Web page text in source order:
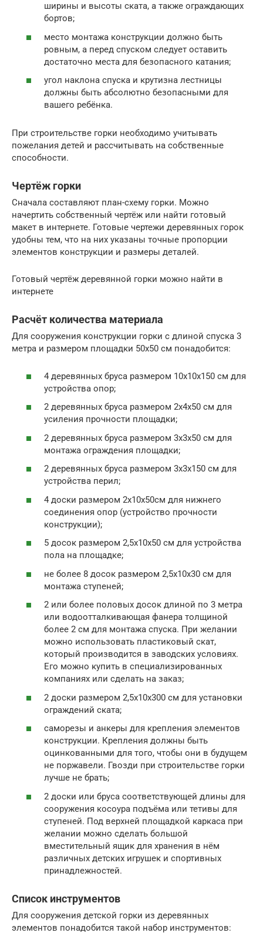
ширины и высоты ската, а также ограждающих
бортов;
место монтажа конструкции должно быть
ровным, а перед спуском следует оставить
достаточно места для безопасного катания;
угол наклона спуска и крутизна лестницы
должны быть абсолютно безопасными для
вашего ребёнка.
При строительстве горки необходимо учитывать
пожелания детей и рассчитывать на собственные
способности.
Чертёж горки
Сначала составляют план-схему горки. Можно
начертить собственный чертёж или найти готовый
макет в интернете. Готовые чертежи деревянных горок
удобны тем, что на них указаны точные пропорции
элементов конструкции и размеры деталей.
Готовый чертёж деревянной горки можно найти в
интернете
Расчёт количества материала
Для сооружения конструкции горки с длиной спуска 3
метра и размером площадки 50х50 см понадобится:
4 деревянных бруса размером 10х10х150 см для
устройства опор;
2 деревянных бруса размером 2х4х50 см для
усиления прочности площадки;
2 деревянных бруса размером 3х3х50 см для
монтажа ограждения площадки;
2 деревянных бруса размером 3х3х150 см для
устройства перил;
4 доски размером 2х10х50см для нижнего
соединения опор (устройство прочности
конструкции);
5 досок размером 2,5х10х50 см для устройства
пола на площадке;
не более 8 досок размером 2,5х10х30 см для
монтажа ступеней;
2 или более половых досок длиной по 3 метра
или водоотталкивающая фанера толщиной
более 2 см для монтажа спуска. При желании
можно использовать пластиковый скат,
который производится в заводских условиях.
Его можно купить в специализированных
компаниях или сделать на заказ;
2 доски размером 2,5х10х300 см для установки
ограждений ската;
саморезы и анкеры для крепления элементов
конструкции. Крепления должны быть
оцинкованными для того, чтобы они в будущем
не поржавели. Гвозди при строительстве горки
лучше не брать;
2 доски или бруса соответствующей длины для
сооружения косоура подъёма или тетивы для
ступеней. Под верхней площадкой каркаса при
желании можно сделать большой
вместительный ящик для хранения в нём
различных детских игрушек и спортивных
принадлежностей.
Список инструментов
Для сооружения детской горки из деревянных
элементов понадобится такой набор инструментов: